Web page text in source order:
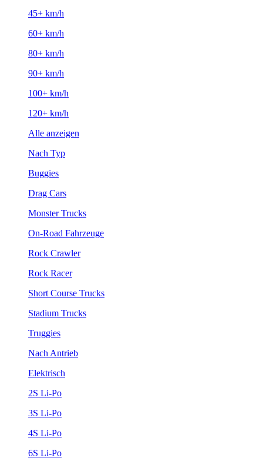
45+ km/h
60+ km/h
80+ km/h
90+ km/h
100+ km/h
120+ km/h
Alle anzeigen
Nach Typ
Buggies
Drag Cars
Monster Trucks
On-Road Fahrzeuge
Rock Crawler
Rock Racer
Short Course Trucks
Stadium Trucks
Truggies
Nach Antrieb
Elektrisch
2S Li-Po
3S Li-Po
4S Li-Po
6S Li-Po